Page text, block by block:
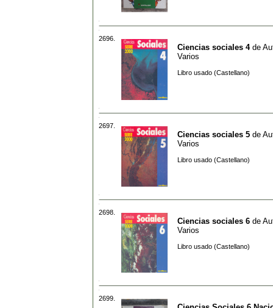
2696.
Ciencias sociales 4de
Varios
Libro usado (Castellano)
2697.
Ciencias sociales 5 de
Varios
Libro usado (Castellano)
2698.
Ciencias sociales 6 de
Varios
Libro usado (Castellano)
2699.